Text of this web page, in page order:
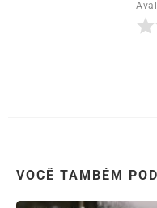
VOCÊ TAMBÉM